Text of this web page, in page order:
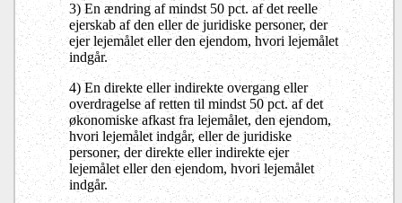
3) En ændring af mindst 50 pct. af det reelle
ejerskab af den eller de juridiske personer, der
ejer lejemålet eller den ejendom, hvori lejemålet
indgår.
4) En direkte eller indirekte overgang eller
overdragelse af retten til mindst 50 pct. af det
økonomiske afkast fra lejemålet, den ejendom,
hvori lejemålet indgår, eller de juridiske
personer, der direkte eller indirekte ejer
lejemålet eller den ejendom, hvori lejemålet
indgår.